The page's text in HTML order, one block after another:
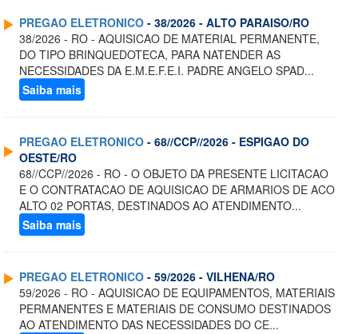
PREGAO ELETRONICO - 38/2026 - ALTO PARAISO/RO
38/2026 - RO - AQUISICAO DE MATERIAL PERMANENTE,
DO TIPO BRINQUEDOTECA, PARA NATENDER AS
NECESSIDADES DA E.M.E.F.E.I. PADRE ANGELO SPAD...
Saiba mais
PREGAO ELETRONICO - 68//CCP//2026 - ESPIGAO DO
OESTE/RO
68//CCP//2026 - RO - O OBJETO DA PRESENTE LICITACAO
E O CONTRATACAO DE AQUISICAO DE ARMARIOS DE ACO
ALTO 02 PORTAS, DESTINADOS AO ATENDIMENTO...
Saiba mais
PREGAO ELETRONICO - 59/2026 - VILHENA/RO
59/2026 - RO - AQUISICAO DE EQUIPAMENTOS, MATERIAIS
PERMANENTES E MATERIAIS DE CONSUMO DESTINADOS
AO ATENDIMENTO DAS NECESSIDADES DO CE...